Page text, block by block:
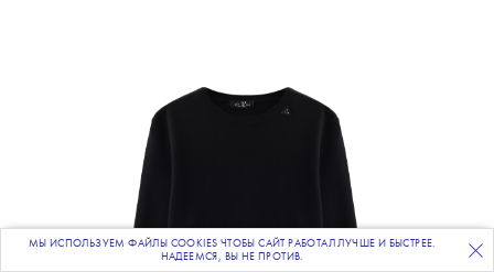
ПОДПИСЫВАЙТЕСЬНА НАШУ ВЕЧЕРНЮЮ РАССЫЛКУ
МЫ ИСПОЛЬЗУЕМ ФАЙЛЫ COOKIES ЧТОБЫ САЙТ РАБОТАЛ ЛУЧШЕ И БЫСТРЕЕ.
НАДЕЕМСЯ, ВЫ НЕ ПРОТИВ.